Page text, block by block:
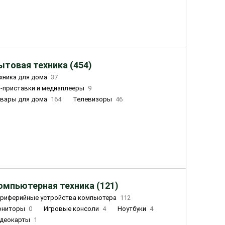
техника (454)
для дома 37
приставки и медиаплееры
9
для дома 164 Телевизоры 46
техника (121)
устройства компьютера 112
0 Игровые консоли 4 Ноутбуки 4
1